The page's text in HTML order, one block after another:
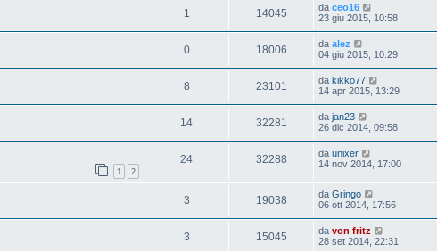
1 14045 da ceo16
23 giu 2015, 10:58
0 18006 da alez
04 giu 2015, 10:29
8 23101 da kikko77
14 apr 2015, 13:29
14 32281 da jan23
26 dic 2014, 09:58
1 2
24 32288 da unixer
14 nov 2014, 17:00
3 19038 da Gringo
06 ott 2014, 17:56
3 15045 da von fritz
28 set 2014, 22:31